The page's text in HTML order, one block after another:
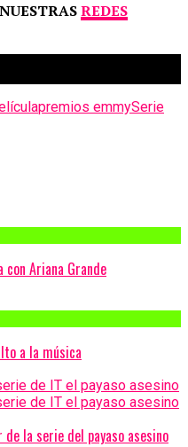
REDES
premios emmySerie
con Ariana Grande
a la música
la serie del payaso asesino